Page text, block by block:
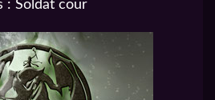
: Soldat cour